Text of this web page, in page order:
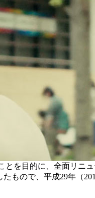
とを目的に、全面リニ
もので、平成29年（